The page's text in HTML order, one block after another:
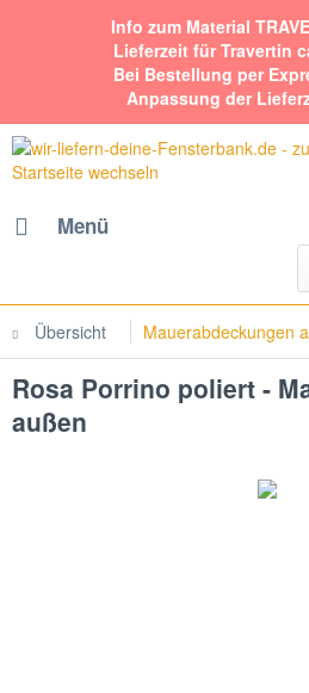
Info zum Material
Lieferzeit für Travertin
Bei Bestellung per
Anpassung der
Menü
Übersicht Mauerabdeckungen
Rosa Porrino poliert -
außen